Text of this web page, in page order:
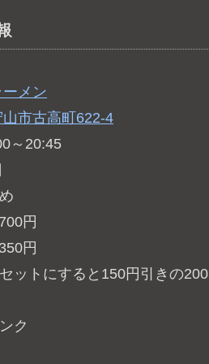
メン
市古高町622-4
～20:45
円
円
ットにすると150円引きの
ク